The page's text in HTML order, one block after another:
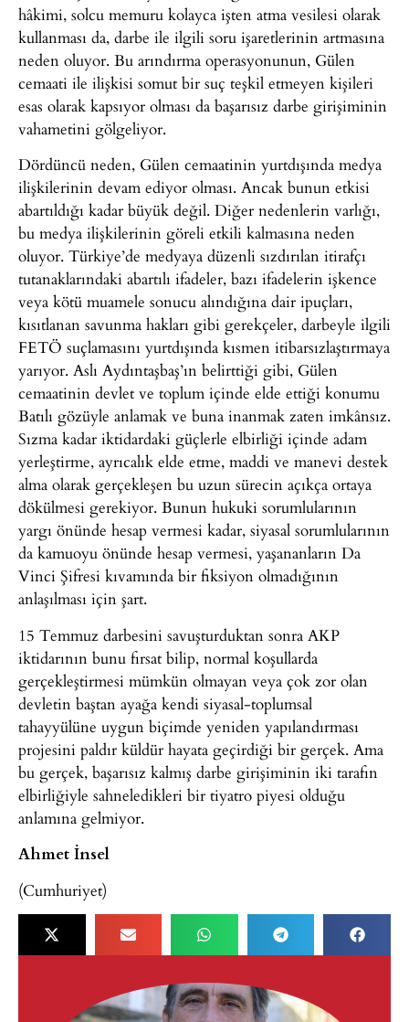
hâkimi, solcu memuru kolayca işten atma vesilesi olarak
kullanması da, darbe ile ilgili soru işaretlerinin artmasına
neden oluyor. Bu arındırma operasyonunun, Gülen
cemaati ile ilişkisi somut bir suç teşkil etmeyen kişileri
esas olarak kapsıyor olması da başarısız darbe girişiminin
vahametini gölgeliyor.
Dördüncü neden, Gülen cemaatinin yurtdışında medya
ilişkilerinin devam ediyor olması. Ancak bunun etkisi
abartıldığı kadar büyük değil. Diğer nedenlerin varlığı,
bu medya ilişkilerinin göreli etkili kalmasına neden
oluyor. Türkiye’de medyaya düzenli sızdırılan itirafçı
tutanaklarındaki abartılı ifadeler, bazı ifadelerin işkence
veya kötü muamele sonucu alındığına dair ipuçları,
kısıtlanan savunma hakları gibi gerekçeler, darbeyle ilgili
FETÖ suçlamasını yurtdışında kısmen itibarsızlaştırmaya
yarıyor. Aslı Aydıntaşbaş’ın belirttiği gibi, Gülen
cemaatinin devlet ve toplum içinde elde ettiği konumu
Batılı gözüyle anlamak ve buna inanmak zaten imkânsız.
Sızma kadar iktidardaki güçlerle elbirliği içinde adam
yerleştirme, ayrıcalık elde etme, maddi ve manevi destek
alma olarak gerçekleşen bu uzun sürecin açıkça ortaya
dökülmesi gerekiyor. Bunun hukuki sorumlularının
yargı önünde hesap vermesi kadar, siyasal sorumlularının
da kamuoyu önünde hesap vermesi, yaşananların Da
Vinci Şifresi kıvamında bir fiksiyon olmadığının
anlaşılması için şart.
15 Temmuz darbesini savuşturduktan sonra AKP
iktidarının bunu fırsat bilip, normal koşullarda
gerçekleştirmesi mümkün olmayan veya çok zor olan
devletin baştan ayağa kendi siyasal-toplumsal
tahayyülüne uygun biçimde yeniden yapılandırması
projesini paldır küldür hayata geçirdiği bir gerçek. Ama
bu gerçek, başarısız kalmış darbe girişiminin iki tarafın
elbirliğiyle sahneledikleri bir tiyatro piyesi olduğu
anlamına gelmiyor.
Ahmet İnsel
(Cumhuriyet)